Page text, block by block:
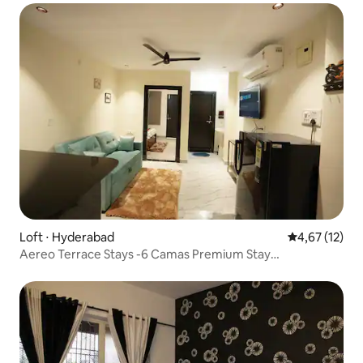
Loft ⋅ Hyderabad 4,67 de uma
4,67 (12)
Aereo Terrace Stays -6 Camas Premium Stay